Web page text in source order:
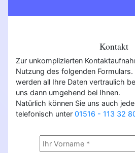
Kontakt
Zur unkomplizierten
Nutzung des folgenden
werden all Ihre Daten vertraulich
uns dann umgehend bei Ihnen.
Natürlich können Sie uns auch
telefonisch unter 01516 - 113 32